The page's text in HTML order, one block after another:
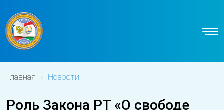
Главная Новости
Роль Закона РТ «О свободе